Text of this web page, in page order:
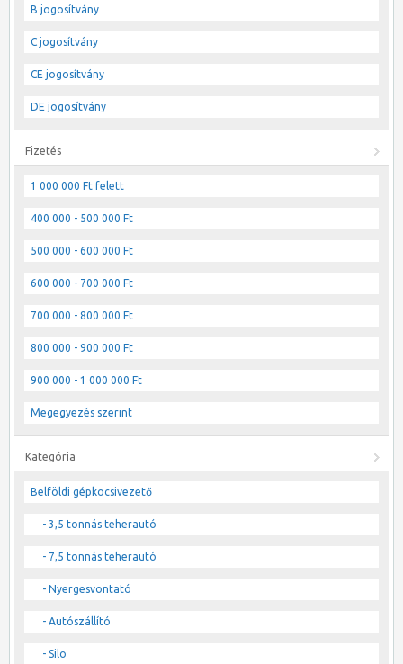
B jogosítvány
C jogosítvány
CE jogosítvány
DE jogosítvány
Fizetés
1 000 000 Ft felett
400 000 - 500 000 Ft
500 000 - 600 000 Ft
600 000 - 700 000 Ft
700 000 - 800 000 Ft
800 000 - 900 000 Ft
900 000 - 1 000 000 Ft
Megegyezés szerint
Kategória
Belföldi gépkocsivezető
- 3,5 tonnás teherautó
- 7,5 tonnás teherautó
- Nyergesvontató
- Autószállító
- Silo